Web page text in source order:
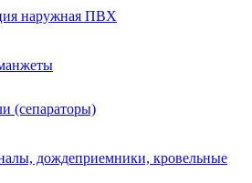
наружная ПВХ
(сепараторы)
дождеприемники, кровельные